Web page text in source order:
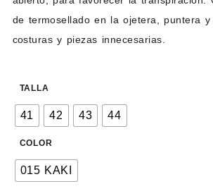
de termosellado en la ojetera, puntera
costuras y piezas innecesarias.
TALLA
41 42 43 44
COLOR
015 KAKI